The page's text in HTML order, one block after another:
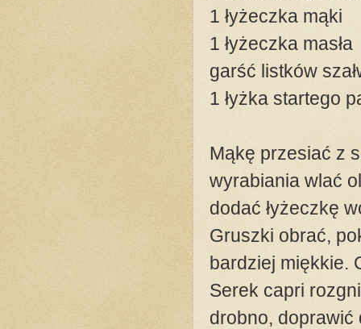
1 łyżeczka mąki
1 łyżeczka masła
garść listków
1 łyżka startego
Mąkę przesiać z
wyrabiania wlać
dodać łyżeczkę
Gruszki obrać,
bardziej miękkie.
Serek capri
drobno, doprawić